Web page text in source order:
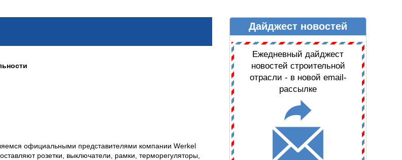
ДАЙДЖЕСТ НОВОСТЕЙ
официальными представителями компании Werkel
розетки, выключатели, рамки, терморегуляторы,
Дайджест новостей
Ежедневный дайджест
новостей строительной
отрасли - в новой email-
рассылке